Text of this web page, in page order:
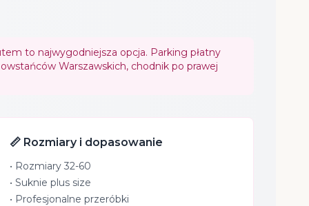
to najwygodniejsza opcja. Parking płatny
Warszawskich, chodnik po prawej
📏 Rozmiary i dopasowanie
• Rozmiary 32-60
• Suknie plus size
• Profesjonalne przeróbki